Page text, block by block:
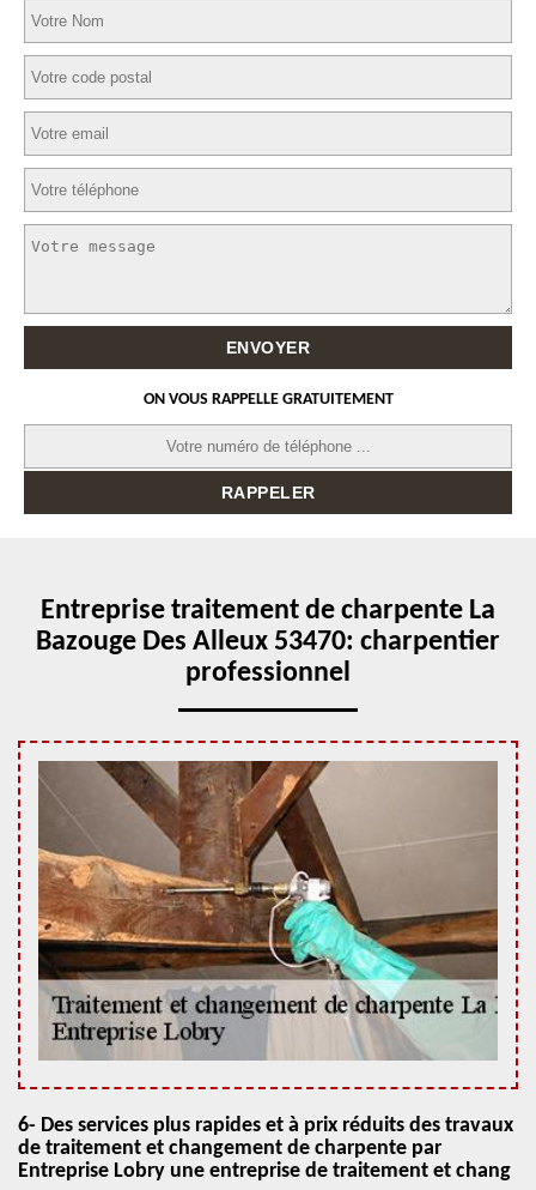
ON VOUS RAPPELLE GRATUITEMENT
Entreprise traitement de charpente La
Bazouge Des Alleux 53470: charpentier
professionnel
6- Des services plus rapides et à prix réduits des travaux
de traitement et changement de charpente par
Entreprise Lobry une entreprise de traitement et chang